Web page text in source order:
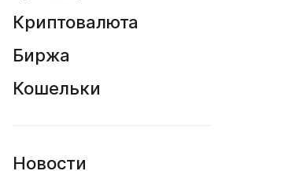
Криптовалюта
Биржа
Кошельки
Новости